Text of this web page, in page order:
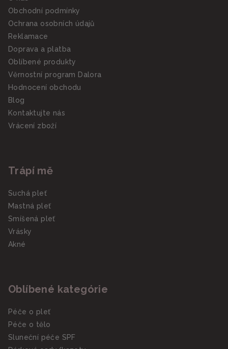
Obchodní podmínky
Ochrana osobních údajů
Reklamace
Doprava a platba
Oblíbené produkty
Věrnostní program Dalora
Hodnocení obchodu
Blog
Kontaktujte nás
Vrácení zboží
Trápí mě
Suchá pleť
Mastná pleť
Smíšená pleť
Vrásky
Akné
Oblíbené kategórie
Péče o pleť
Péče o tělo
Sluneční péče SPF